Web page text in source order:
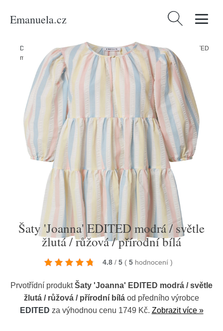
Emanuela.cz Vyhledávání
Domů Produkty/Ženy /Oblečení/Exkluzivně / Šaty 'Joanna' EDITED
modrá / světle žlutá / růžová / přírodní bílá
Šaty 'Joanna' EDITED modrá / světle
žlutá / růžová / přírodní bílá
4.8 / 5 ( 5 hodnocení )
Prvotřídní produktŠaty 'Joanna' EDITED modrá / světle
žlutá / růžová / přírodní bílá od předního výrobce
EDITED za výhodnou cenu 1749 Kč. Zobrazit více »